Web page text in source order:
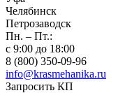
Челябинск
Петрозаводск
Пн. – Пт.:
с 9:00 до 18:00
8 (800) 350-09-96
info@krasmehanika.ru
Запросить КП